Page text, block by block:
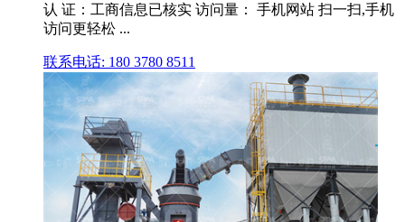
认 证：工商信息已核实 访问量： 手机网站 扫一扫,手机
访问更轻松 ...
联系电话: 180 3780 8511